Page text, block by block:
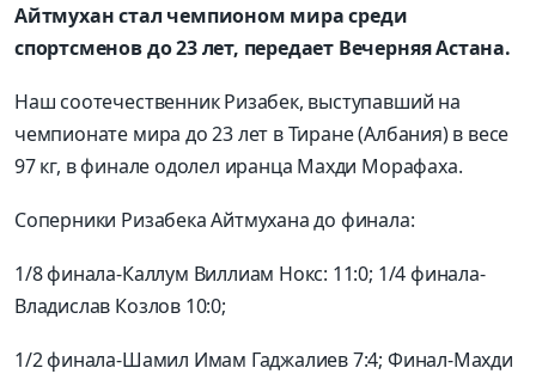
Айтмухан стал чемпионом мира среди
спортсменов до 23 лет, передает Вечерняя Астана.
Наш соотечественник Ризабек, выступавший на
чемпионате мира до 23 лет в Тиране (Албания) в весе
97 кг, в финале одолел иранца Махди Морафаха.
Соперники Ризабека Айтмухана до финала:
1/8 финала-Каллум Виллиам Нокс: 11:0; 1/4 финала-
Владислав Козлов 10:0;
1/2 финала-Шамил Имам Гаджалиев 7:4; Финал-Махди